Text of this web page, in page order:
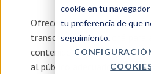
cookie en tu
tu preferencia de que
seguimiento.
Ofrecemos servicios de
transcreación en quiché
contenido y asegurar que
al público adecuado.